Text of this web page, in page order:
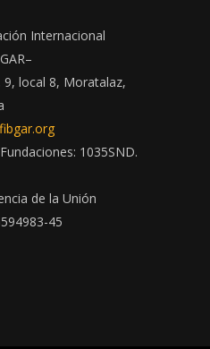
Internacional
9, local 8, Moratalaz,
1035SND.
de la Unión
45